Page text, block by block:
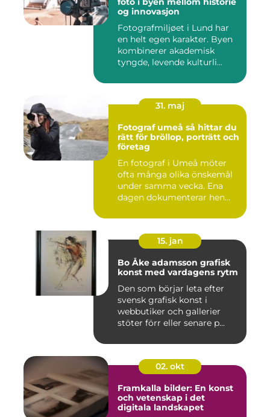
og innovasjon
Fotografmiljøet i Lund har
en helt egen karakter. Byen
kombinerer akademisk
tyngde, levende kulturli...
31. maj
Fotograf umeå så hittar du
rätt för bröllop, porträtt och
företag
En fotograf i Umeå möter
ofta många olika önskemål
under samma vecka. Ena
dagen dokumenterar hen
15. jan
Bo Åke adamsson grafisk
konst med vardagens rytm
Den som börjar leta efter
svensk grafisk konst i
webbutiker och gallerier
stöter förr eller senare p...
02. okt
Framkalla bilder: En konst
och vetenskap i det
digitala landskapet